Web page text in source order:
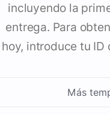
incluyendo la
entrega. Para
hoy, introduce tu
Más